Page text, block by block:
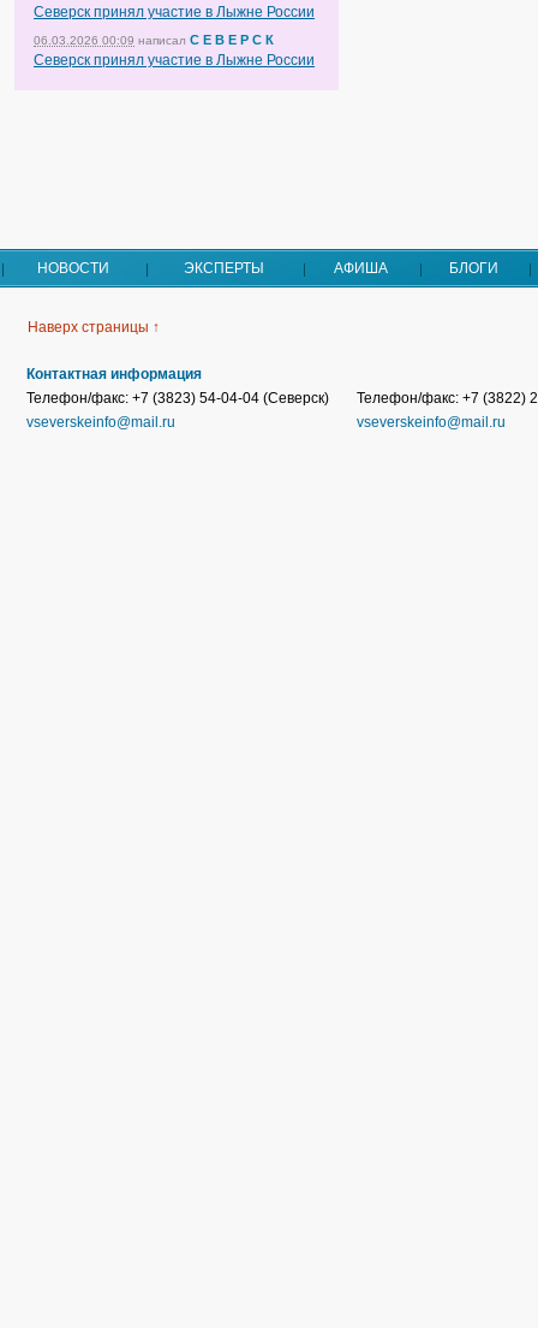
Северск принял участие в Лыжне России
06.03.2026 00:09 написал С Е В Е Р С К
Северск принял участие в Лыжне России
НОВОСТИ ЭКСПЕРТЫ АФИША БЛОГИ
Наверх страницы ↑
Контактная информация
Телефон/факс: +7 (3823) 54-04-04 (Северск)
vseverskeinfo@mail.ru
Телефон/факс: +7 (3822)
vseverskeinfo@mail.ru